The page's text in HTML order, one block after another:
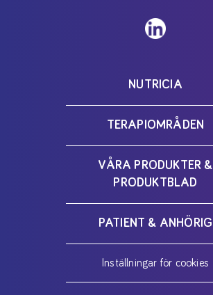
NUTRICIA
TERAPIOMRÅDEN
VÅRA PRODUKTER &
PRODUKTBLAD
PATIENT & ANHÖRIG
Inställningar för cookies